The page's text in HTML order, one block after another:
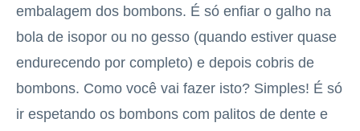
embalagem dos bombons. É só enfiar o galho na
bola de isopor ou no gesso (quando estiver quase
endurecendo por completo) e depois cobris de
bombons. Como você vai fazer isto? Simples! É só
ir espetando os bombons com palitos de dente e